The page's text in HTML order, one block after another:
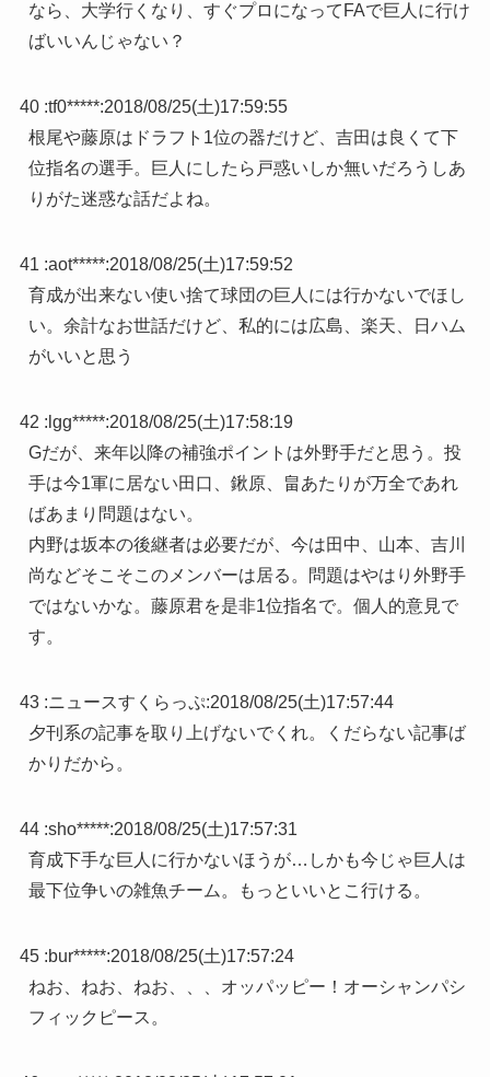
なら、大学行くなり、すぐプロになってFAで巨人に行け
ばいいんじゃない？
40 :tf0*****:2018/08/25(土)17:59:55
根尾や藤原はドラフト1位の器だけど、吉田は良くて下
位指名の選手。巨人にしたら戸惑いしか無いだろうしあ
りがた迷惑な話だよね。
41 :aot*****:2018/08/25(土)17:59:52
育成が出来ない使い捨て球団の巨人には行かないでほし
い。余計なお世話だけど、私的には広島、楽天、日ハム
がいいと思う
42 : lgg*****:2018/08/25(土)17:58:19
Gだが、来年以降の補強ポイントは外野手だと思う。投
手は今1軍に居ない田口、鍬原、畠あたりが万全であれ
ばあまり問題はない。
内野は坂本の後継者は必要だが、今は田中、山本、吉川
尚などそこそこのメンバーは居る。問題はやはり外野手
ではないかな。藤原君を是非1位指名で。個人的意見で
す。
43 :ニュースすくらっぷ:2018/08/25(土)17:57:44
夕刊系の記事を取り上げないでくれ。くだらない記事ば
かりだから。
44 :sho*****:2018/08/25(土)17:57:31
育成下手な巨人に行かないほうが…しかも今じゃ巨人は
最下位争いの雑魚チーム。もっといいとこ行ける。
45 :bur*****:2018/08/25(土)17:57:24
ねお、ねお、ねお、、、オッパッピー！オーシャンパシ
フィックピース。